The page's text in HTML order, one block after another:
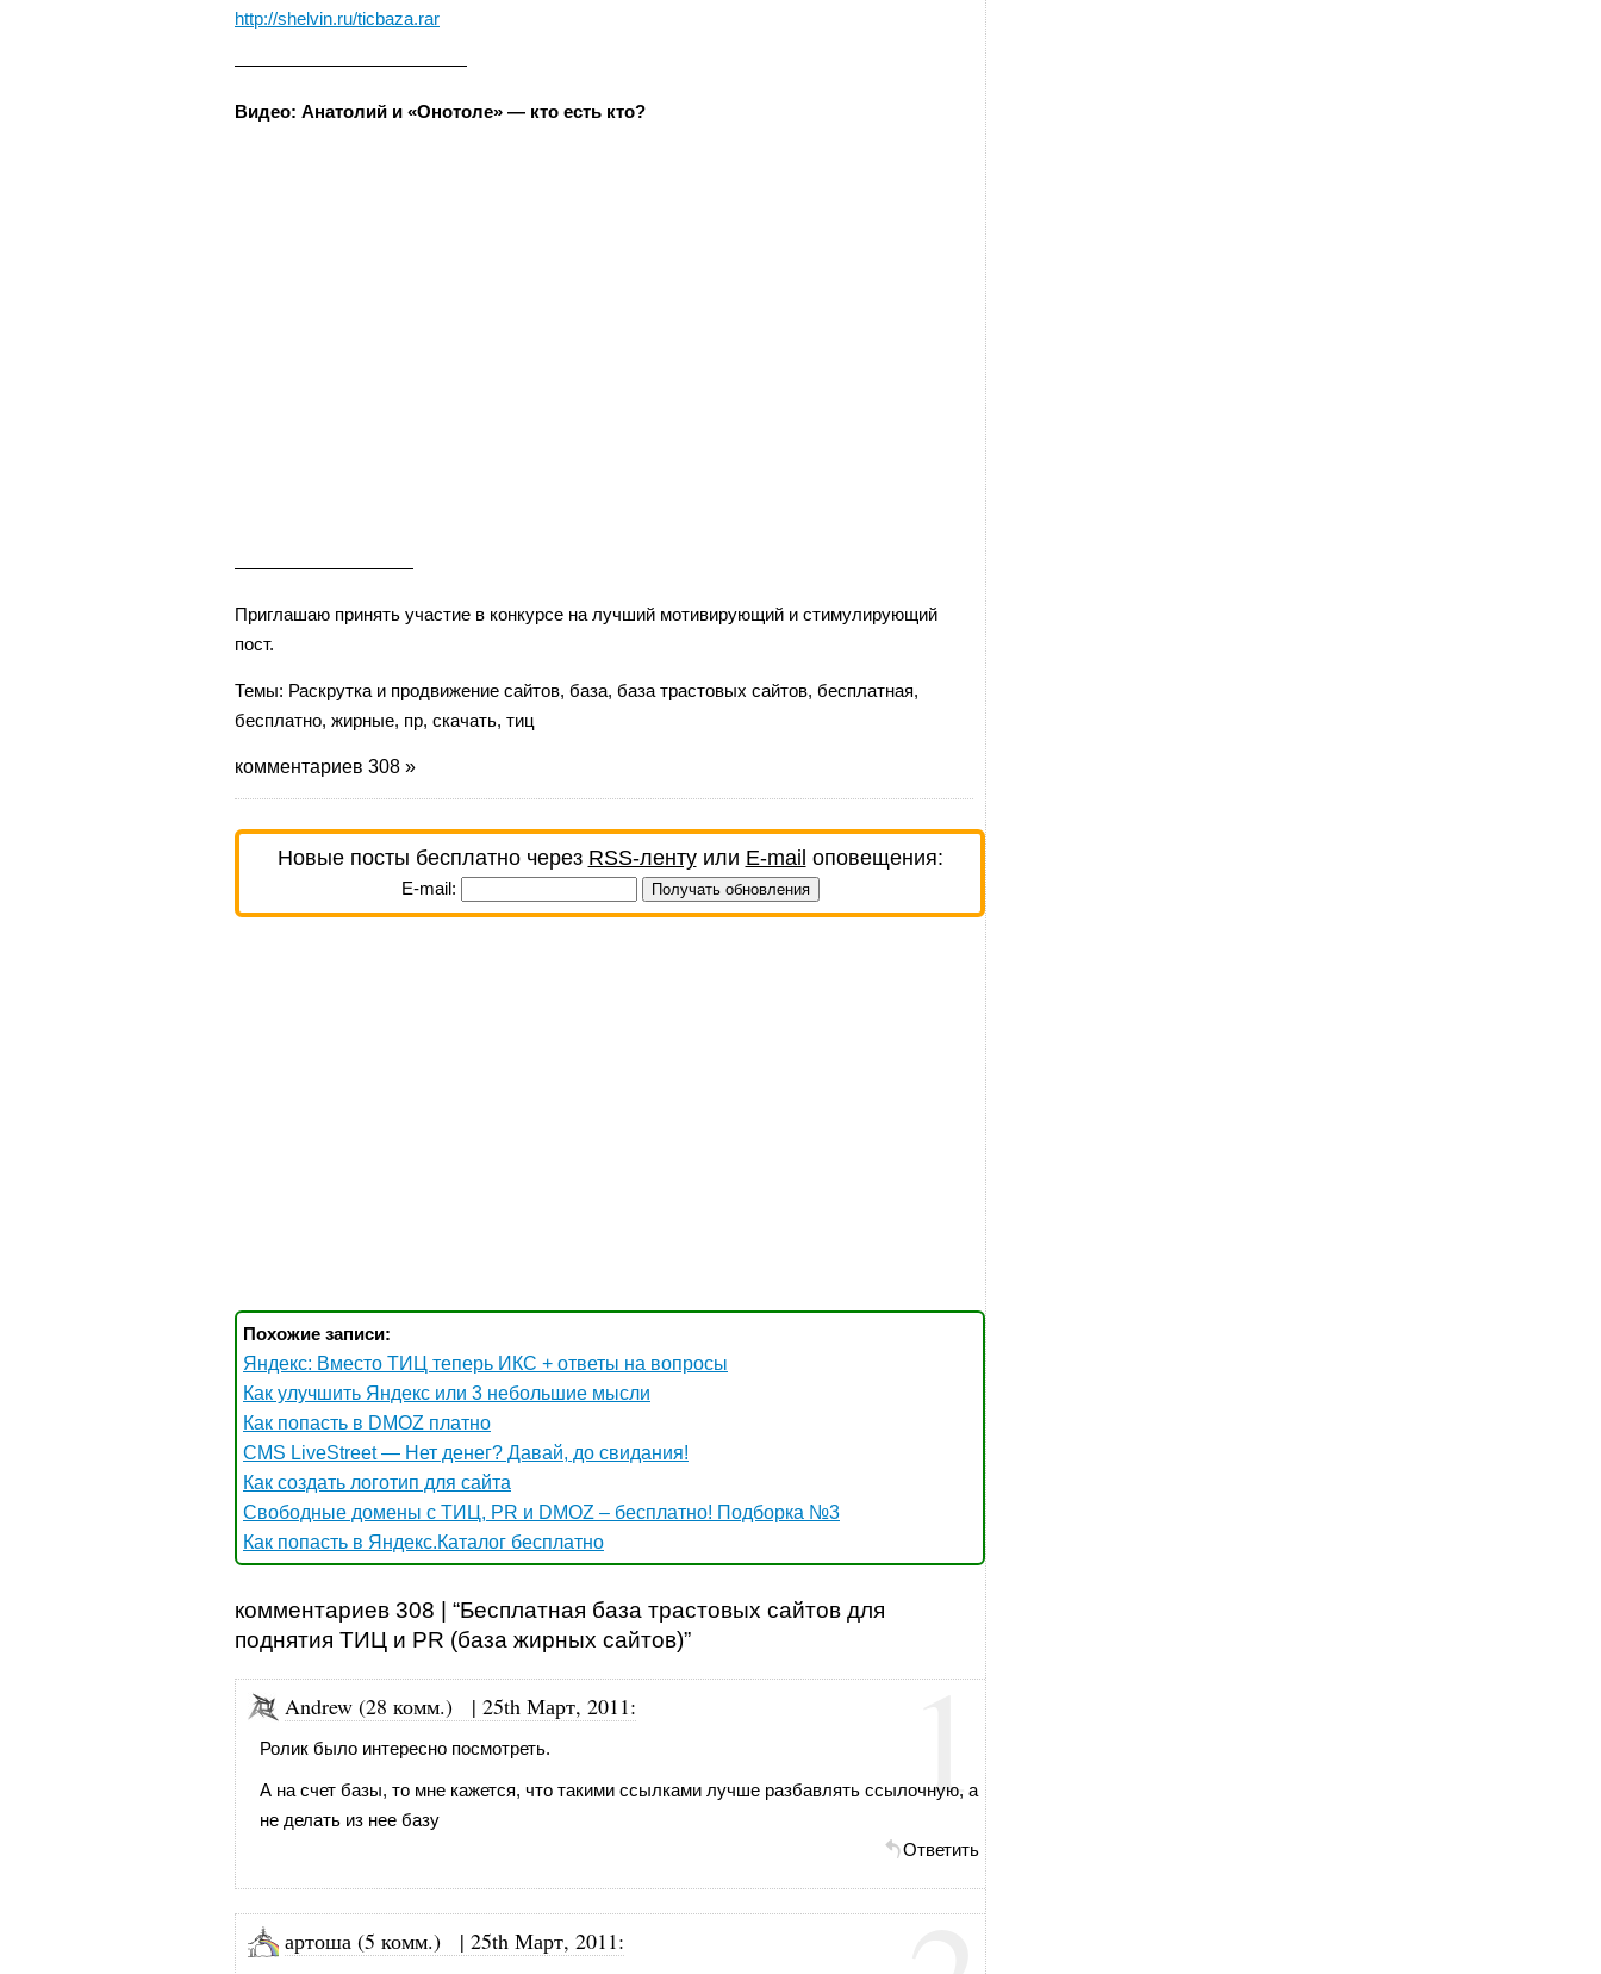
http://shelvin.ru/ticbaza.rar
—————————————
Видео: Анатолий и «Онотоле» — кто есть кто?
——————————
Приглашаю принять участие в конкурсе на лучший мотивирующий и стимулирующий
пост.
Темы: Раскрутка и продвижение сайтов, база, база трастовых сайтов, бесплатная,
бесплатно, жирные, пр, скачать, тиц
комментариев 308 »
Новые посты бесплатно через RSS-лентуили E-mail оповещения:
E-mail:
Похожие записи:
Яндекс: Вместо ТИЦ теперь ИКС + ответы на вопросы
Как улучшить Яндекс или 3 небольшие мысли
Как попасть в DMOZ платно
CMS LiveStreet — Нет денег? Давай, до свидания!
Как создать логотип для сайта
Свободные домены с ТИЦ, PR и DMOZ – бесплатно! Подборка №3
Как попасть в Яндекс.Каталог бесплатно
комментариев 308 | “Бесплатная база трастовых сайтов для
поднятия ТИЦ и PR (база жирных сайтов)”
1
Andrew (28 комм.) | 25th Март, 2011:
Ролик было интересно посмотреть.
А на счет базы, то мне кажется, что такими ссылками лучше разбавлять ссылочную, а
не делать из нее базу
Ответить
артоша (5 комм.) | 25th Март, 2011: